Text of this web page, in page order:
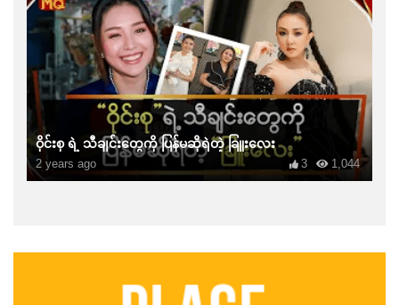
ဝိုင်းစု ရဲ့ သီချင်းတွေကို ပြန်မဆိုရဲတဲ့ ခြူးလေး
2 years ago 1,044
3